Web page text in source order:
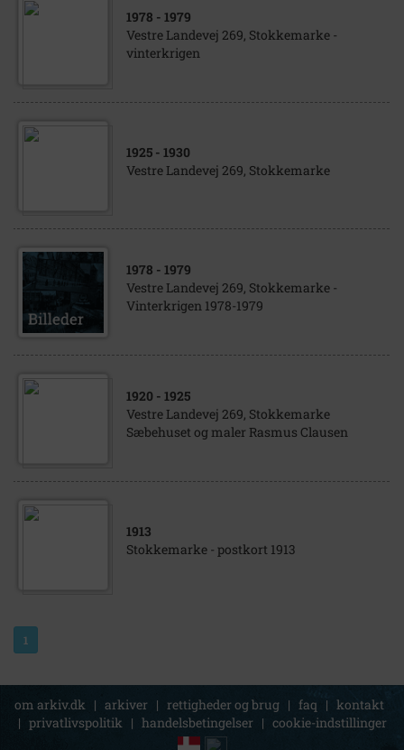
1978 - 1979
Vestre Landevej 269, Stokkemarke -
vinterkrigen
1925 - 1930
Vestre Landevej 269, Stokkemarke
1978 - 1979
Vestre Landevej 269, Stokkemarke -
Vinterkrigen 1978-1979
1920 - 1925
Vestre Landevej 269, Stokkemarke
Sæbehuset og maler Rasmus Clausen
1913
Stokkemarke - postkort 1913
1
om arkiv.dk | arkiver | rettigheder og brug | faq | kontakt
| privatlivspolitik | handelsbetingelser | cookie-indstillinger